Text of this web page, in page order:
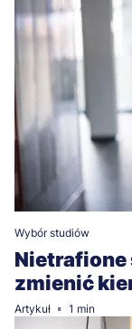
Wybór studiów
Nietrafione
zmienić
Artykuł 1 min